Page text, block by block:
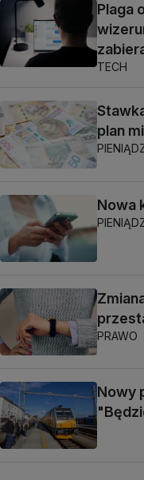
Plaga
TECH
plan
Nowa
PRAWO
Nowy